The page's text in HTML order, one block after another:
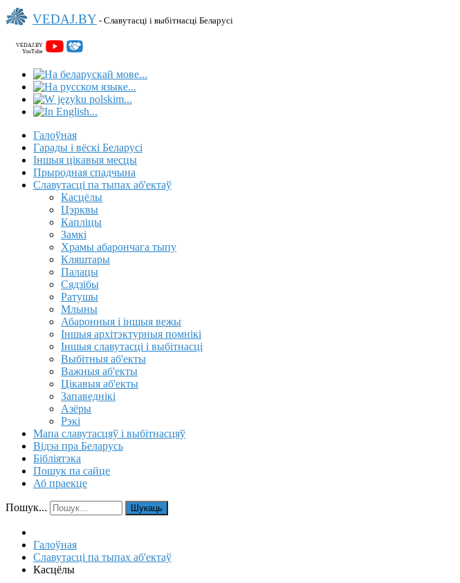
VEDAJ.BY - Славутасці і выбітнасці Беларусі
VEDAJ.BY
YouTube
Галоўная
Гарады і вёскі Беларусі
Іншыя цікавыя месцы
Прыродная спадчына
Славутасці па тыпах аб'ектаў
Касцёлы
Цэрквы
Капліцы
Замкі
Храмы абарончага тыпу
Кляштары
Палацы
Сядзібы
Ратушы
Млыны
Абаронныя і іншыя вежы
Іншыя архітэктурныя помнікі
Іншыя славутасці і выбітнасці
Выбітныя аб'екты
Важныя аб'екты
Цікавыя аб'екты
Запаведнікі
Азёры
Рэкі
Мапа славутасцяў і выбітнасцяў
Відэа пра Беларусь
Бібліятэка
Пошук па сайце
Аб праекце
Пошук... Шукаць
Галоўная
Славутасці па тыпах аб'ектаў
Касцёлы